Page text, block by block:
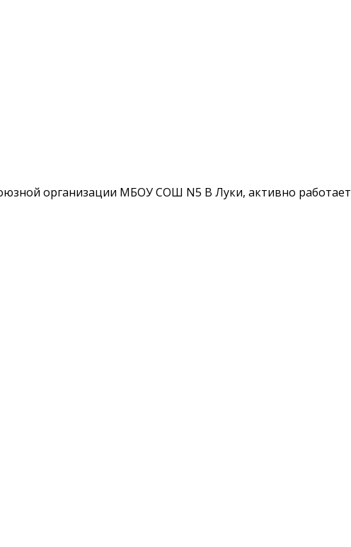
организации МБОУ СОШ N5 В Луки, активно